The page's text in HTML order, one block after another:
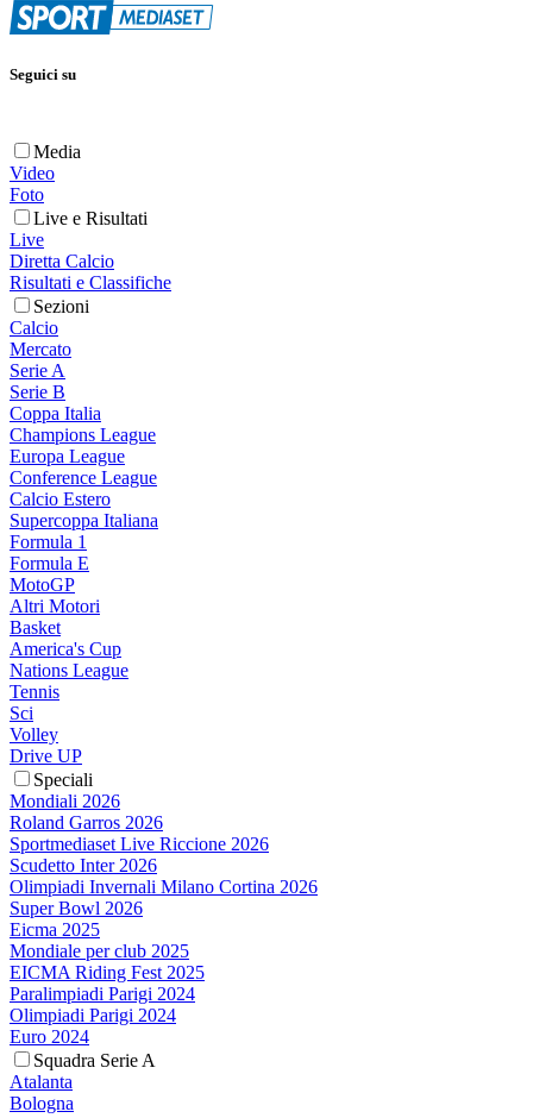
Seguici su
Media
Video
Foto
Live e Risultati
Live
Diretta Calcio
Risultati e Classifiche
Sezioni
Calcio
Mercato
Serie A
Serie B
Coppa Italia
Champions League
Europa League
Conference League
Calcio Estero
Supercoppa Italiana
Formula 1
Formula E
MotoGP
Altri Motori
Basket
America's Cup
Nations League
Tennis
Sci
Volley
Drive UP
Speciali
Mondiali 2026
Roland Garros 2026
Sportmediaset Live Riccione 2026
Scudetto Inter 2026
Olimpiadi Invernali Milano Cortina 2026
Super Bowl 2026
Eicma 2025
Mondiale per club 2025
EICMA Riding Fest 2025
Paralimpiadi Parigi 2024
Olimpiadi Parigi 2024
Euro 2024
Squadra Serie A
Atalanta
Bologna